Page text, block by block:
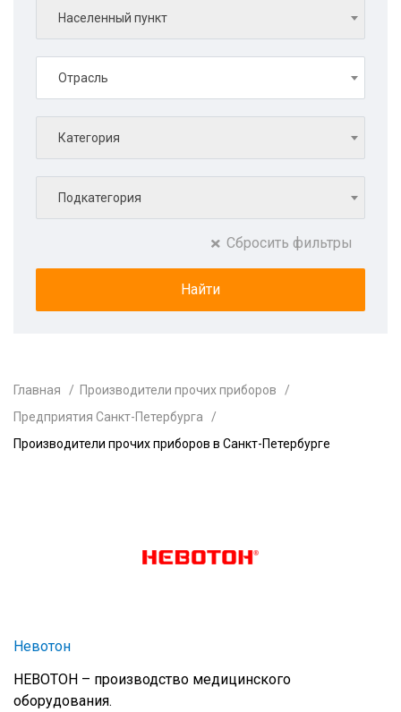
Населенный пункт
Отрасль
Категория
Подкатегория
Сбросить фильтры
Главная
Производители прочих приборов
Предприятия Санкт-Петербурга
Производители прочих приборов в Санкт-Петербурге
Невотон
НЕВОТОН – производство медицинского
оборудования.